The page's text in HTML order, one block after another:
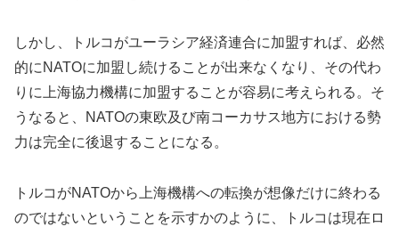
しかし、トルコがユーラシア経済連合に加盟すれば、必然
的にNATOに加盟し続けることが出来なくなり、その代わ
りに上海協力機構に加盟することが容易に考えられる。そ
うなると、NATOの東欧及び南コーカサス地方における勢
力は完全に後退することになる。
トルコがNATOから上海機構への転換が想像だけに終わる
のではないということを示すかのように、トルコは現在ロ